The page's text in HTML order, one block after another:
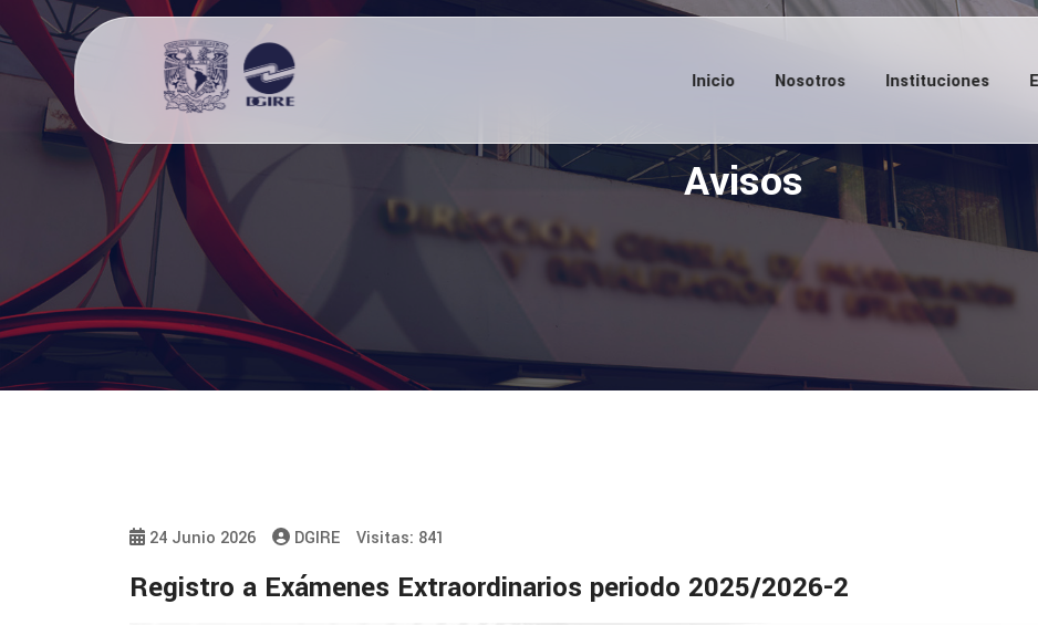
Inicio Nosotros Instituciones
Avisos
24 Junio 2026 DGIRE Visitas: 841
Registro a Exámenes Extraordinarios periodo 2025/2026-2